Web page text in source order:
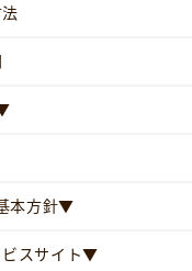
本方針▼
スサイト▼